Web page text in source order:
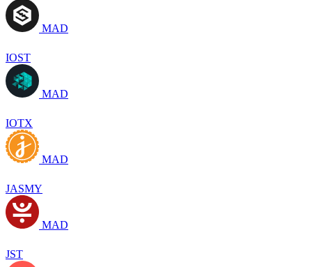
MAD
IOST
MAD
IOTX
MAD
JASMY
MAD
JST